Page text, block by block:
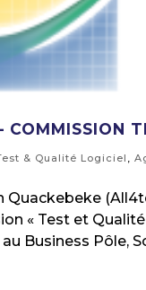
COMMISSION
& Qualité Logiciel ,
Quackebeke
« Test et
au Business Pôle,